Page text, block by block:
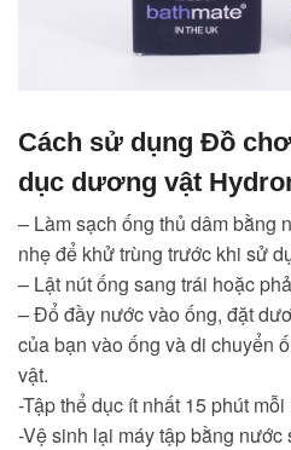
Cách sử dụng Đồ
dục dương vật
– Làm sạch ống thủ dâm bằng
nhẹ để khử trùng trước khi sử
– Lật nút ống sang trái hoặc
– Đổ đầy nước vào ống, đặt
của bạn vào ống và di chuyển
vật.
-Tập thể dục ít nhất 15 phút
-Vệ sinh lại máy tập bằng nước